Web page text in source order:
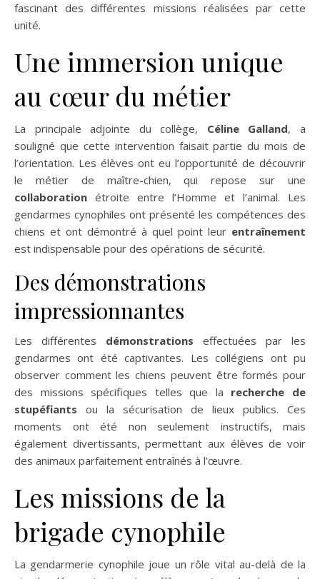
fascinant des différentes missions réalisées par cette
unité.
Une immersion unique
au cœur du métier
La principale adjointe du collège, Céline Galland, a
souligné que cette intervention faisait partie du mois de
l’orientation. Les élèves ont eu l’opportunité de découvrir
le métier de maître-chien, qui repose sur une
collaboration étroite entre l’Homme et l’animal. Les
gendarmes cynophiles ont présenté les compétences des
chiens et ont démontré à quel point leur entraînement
est indispensable pour des opérations de sécurité.
Des démonstrations
impressionnantes
Les différentes démonstrations effectuées par les
gendarmes ont été captivantes. Les collégiens ont pu
observer comment les chiens peuvent être formés pour
des missions spécifiques telles que la recherche de
stupéfiants ou la sécurisation de lieux publics. Ces
moments ont été non seulement instructifs, mais
également divertissants, permettant aux élèves de voir
des animaux parfaitement entraînés à l’œuvre.
Les missions de la
brigade cynophile
La gendarmerie cynophile joue un rôle vital au-delà de la